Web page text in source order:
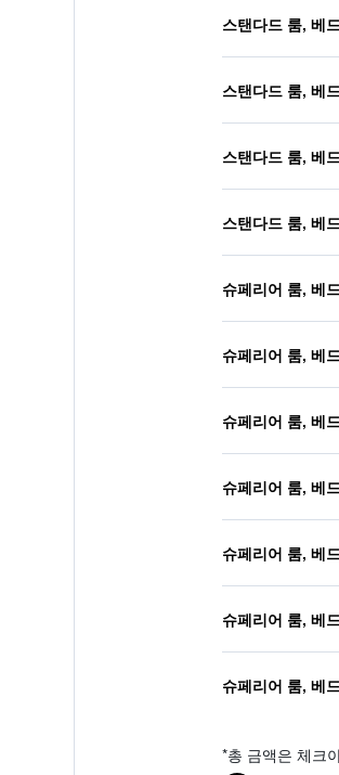
스탠다드 룸, 베
스탠다드 룸, 베
스탠다드 룸, 베
스탠다드 룸, 베
슈페리어 룸, 베
슈페리어 룸, 베
슈페리어 룸, 베
슈페리어 룸, 베
슈페리어 룸, 베
슈페리어 룸, 베
슈페리어 룸, 베
*총 금액은 체크